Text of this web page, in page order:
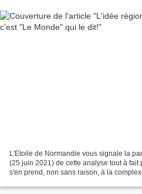
L'Etoile de Normandie vous signale la
(25 juin 2021) de cette analyse tout à fait
s'en prend, non sans raison, à la